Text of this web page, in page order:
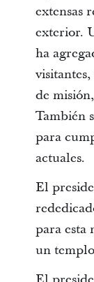
extensas
exterior.
ha
de
También
para
actuales.
El
para esta
un